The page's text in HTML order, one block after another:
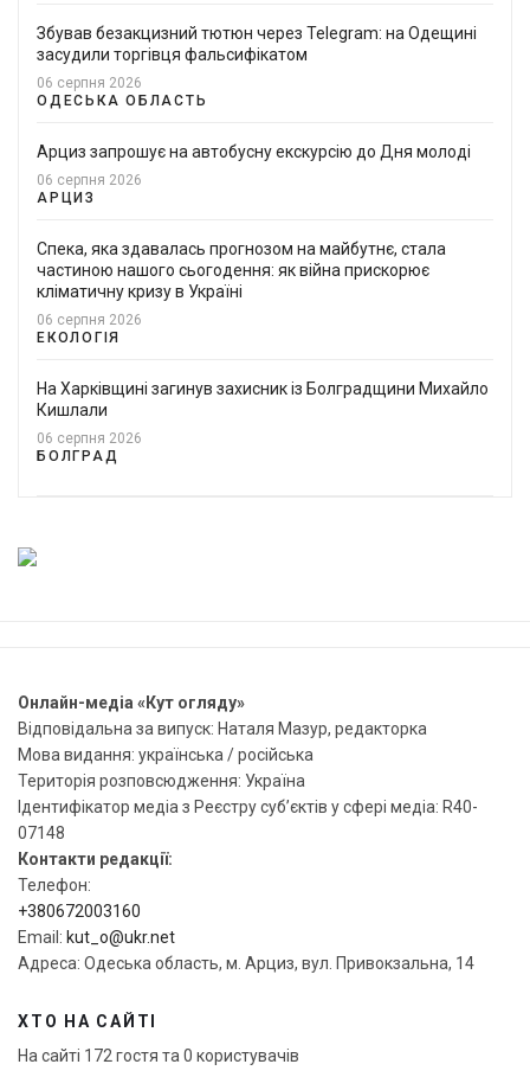
Збував безакцизний тютюн через Telegram: на Одещині
засудили торгівця фальсифікатом
06 серпня 2026
ОДЕСЬКА ОБЛАСТЬ
Арциз запрошує на автобусну екскурсію до Дня молоді
06 серпня 2026
АРЦИЗ
Спека, яка здавалась прогнозом на майбутнє, стала
частиною нашого сьогодення: як війна прискорює
кліматичну кризу в Україні
06 серпня 2026
ЕКОЛОГІЯ
На Харківщині загинув захисник із Болградщини Михайло
Кишлали
06 серпня 2026
БОЛГРАД
Онлайн-медіа «Кут огляду»
Відповідальна за випуск: Наталя Мазур, редакторка
Мова видання: українська / російська
Територія розповсюдження: Україна
Ідентифікатор медіа з Реєстру суб’єктів у сфері медіа: R40-
07148
Контакти редакції:
Телефон:
+380672003160
Email: kut_o@ukr.net
Адреса: Одеська область, м. Арциз, вул. Привокзальна, 14
ХТО НА САЙТІ
На сайті 172 гостя та 0 користувачів